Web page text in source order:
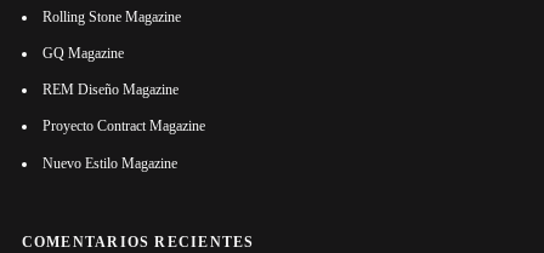
Rolling Stone Magazine
GQ Magazine
REM Diseño Magazine
Proyecto Contract Magazine
Nuevo Estilo Magazine
COMENTARIOS RECIENTES